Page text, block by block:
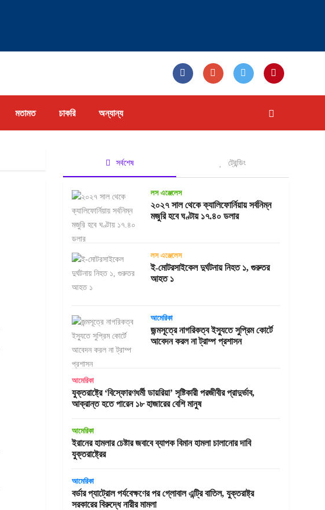
মতামত চাকরি অন্যান্য
সর্বশেষ ট্রেন্ডিং
লস এঞ্জেলেস
২০২৭ সাল থেকে ক্যালিফোর্নিয়ায় সর্বনিম্ন
মজুরি হবে ঘণ্টায় ১৭.৪০ ডলার
লস এঞ্জেলেস
ই-মোটরসাইকেল দুর্ঘটনায় নিহত ১, গুরুতর
আহত ১
আমেরিকা
জন্মসূত্রে নাগরিকত্ব ইস্যুতে সুপ্রিম কোর্টে
আবেদন করল না ট্রাম্প প্রশাসন
আমেরিকা
যুক্তরাষ্ট্রে ‘বিস্ফোরণধর্মী ডায়রিয়া’ সৃষ্টিকারী পরজীবীর প্রাদুর্ভাব,
আক্রান্ত হতে পারেন ১৮ হাজারের বেশি মানুষ
আমেরিকা
ইরানের হামলার চেষ্টার জবাবে ব্যাপক বিমান হামলা চালানোর দাবি
যুক্তরাষ্ট্রের
আমেরিকা
বর্ডার প্যাট্রোল পর্যবেক্ষণের পর গ্লোবাল এন্ট্রি বাতিল, যুক্তরাষ্ট্র
সরকারের বিরুদ্ধে নারীর মামলা